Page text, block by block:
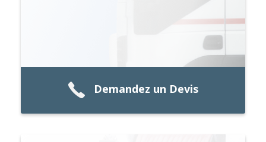
Demandez un Devis